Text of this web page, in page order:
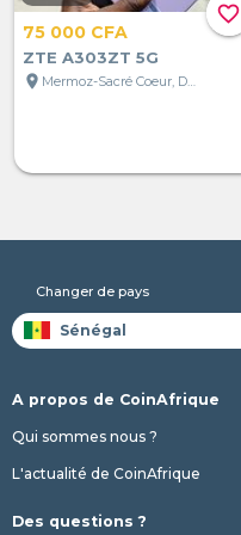
favorite_border
75 000 CFA
ZTE A303ZT 5G
location_on
Mermoz-Sacré Coeur, Dakar, Sénégal
Changer de pays
A propos de CoinAfrique
Qui sommes nous ?
L'actualité de CoinAfrique
Des questions ?